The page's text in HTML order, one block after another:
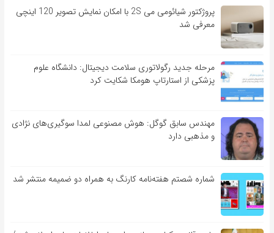
پروژکتور شیائومی می 2S با امکان نمایش تصویر 120 اینچی
معرفی شد
مرحله جدید رگولاتوری سلامت دیجیتال: دانشگاه علوم
پزشکی از استارتاپ هومکا شکایت کرد
مهندس سابق گوگل: هوش مصنوعی لمدا سوگیری‌های نژادی
و مذهبی دارد
شماره شصتم هفته‌نامه کارنگ به همراه دو ضمیمه منتشر شد